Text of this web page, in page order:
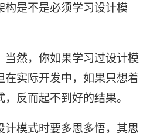
构是不是必须学习设计模
当然，你如果学习过设计模
在实际开发中，如果只想着
反而起不到好的结果。
计模式时要多思多悟，其思